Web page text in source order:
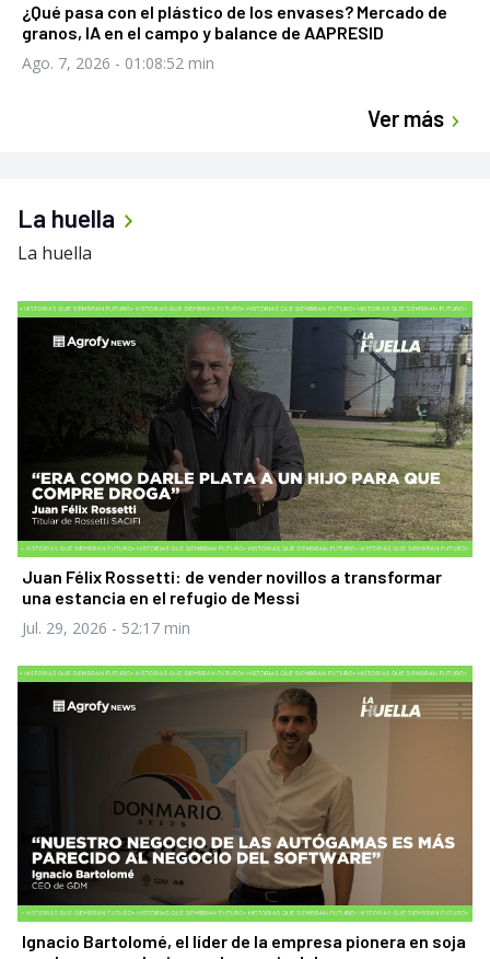
¿Qué pasa con el plástico de los envases? Mercado de
granos, IA en el campo y balance de AAPRESID
Ago. 7, 2026 - 01:08:52 min
Ver más
La huella
La huella
Juan Félix Rossetti: de vender novillos a transformar
una estancia en el refugio de Messi
Jul. 29, 2026 - 52:17 min
Ignacio Bartolomé, el líder de la empresa pionera en soja